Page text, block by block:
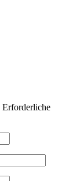
Erforderliche